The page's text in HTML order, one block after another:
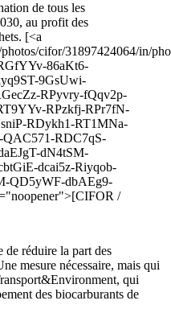
de tous les
au profit des
[<a
cifor/31897424064/in/
86aKt6-
9GsUwi-
RPyvry-fQqv2p-
RPzkfj-RPr7fN-
RDykh1-RT1MNa-
RDC7qS-
dN4tSM-
dcai5z-Riyqob-
QD5yWF-dbAEg9-
/
de réduire la part des
mesure nécessaire, mais qui
qui
des biocarburants de